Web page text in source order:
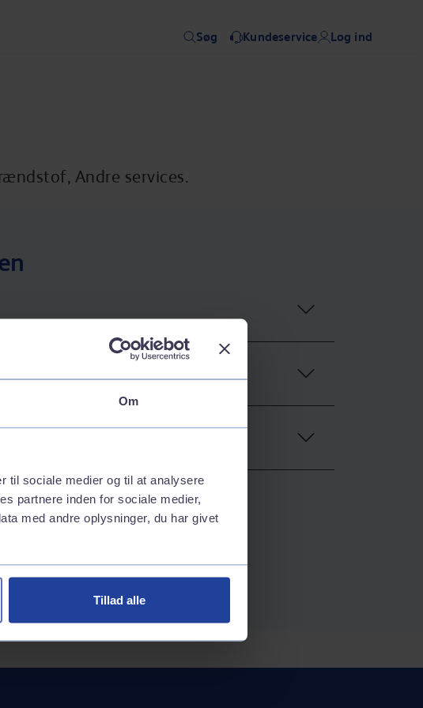
Om
til sociale medier og til at analysere
partnere inden for sociale medier,
med andre oplysninger, du har givet
Tillad alle
Søg
Kundeservice Log ind
Andre services.